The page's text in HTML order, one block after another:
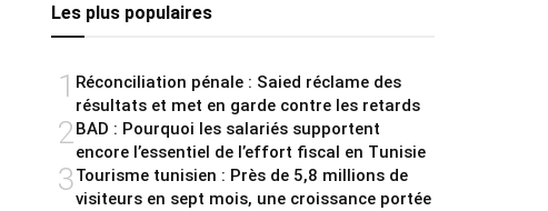
Les plus populaires
1 Réconciliation pénale : Saied réclame des
résultats et met en garde contre les retards
2BAD : Pourquoi les salariés supportent
encore l’essentiel de l’effort fiscal en Tunisie
3Tourisme tunisien : Près de 5,8 millions de
visiteurs en sept mois, une croissance portée